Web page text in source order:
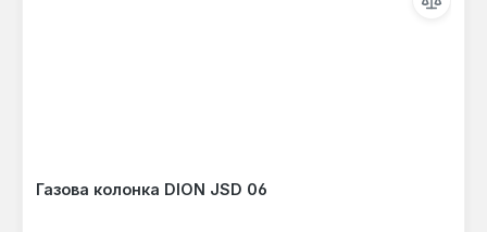
Газова колонка DION JSD 06